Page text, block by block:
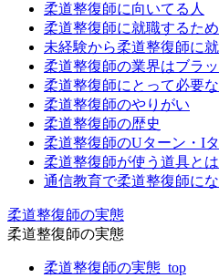
柔道整復師に向いてる人
柔道整復師に就職するた
未経験から柔道整復師に
柔道整復師の業界はブラ
柔道整復師にとって必要
柔道整復師のやりがい
柔道整復師の歴史
柔道整復師のUターン・I
柔道整復師が使う道具とは
通信教育で柔道整復師に
柔道整復師の実態
柔道整復師の実態
柔道整復師の実態_top